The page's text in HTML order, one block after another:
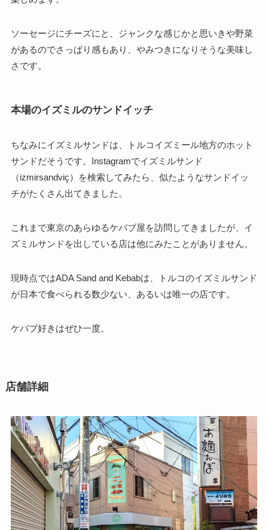
ソーセージにチーズにと、ジャンクな感じかと思いきや野菜
があるのでさっぱり感もあり、やみつきになりそうな美味し
さです。
本場のイズミルのサンドイッチ
ちなみにイズミルサンドは、トルコイズミール地方のホット
サンドだそうです。Instagramでイズミルサンド
（izmirsandviç）を検索してみたら、似たようなサンドイッ
チがたくさん出てきました。
これまで東京のあらゆるケバブ屋を訪問してきましたが、イ
ズミルサンドを出している店は他にみたことがありません。
現時点ではADA Sand and Kebabは、トルコのイズミルサンド
が日本で食べられる数少ない、あるいは唯一の店です。
ケバブ好きはぜひ一度。
店舗詳細